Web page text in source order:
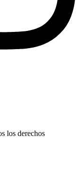
los derechos